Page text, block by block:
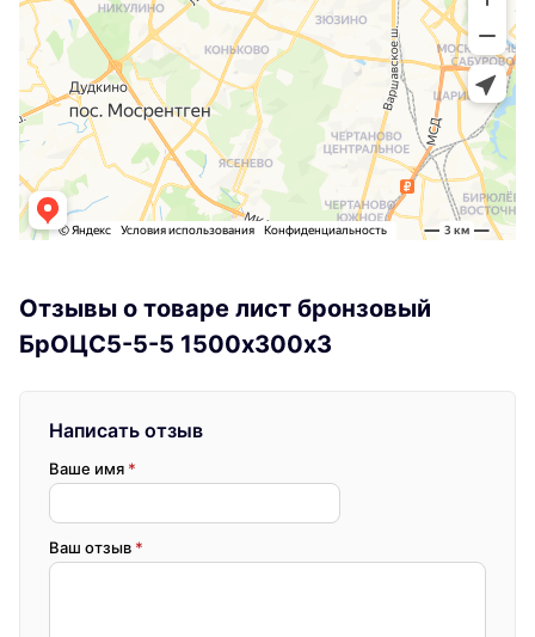
Отзывы о товаре лист бронзовый
БрОЦС5-5-5 1500х300х3
Написать отзыв
Ваше имя *
Ваш отзыв *